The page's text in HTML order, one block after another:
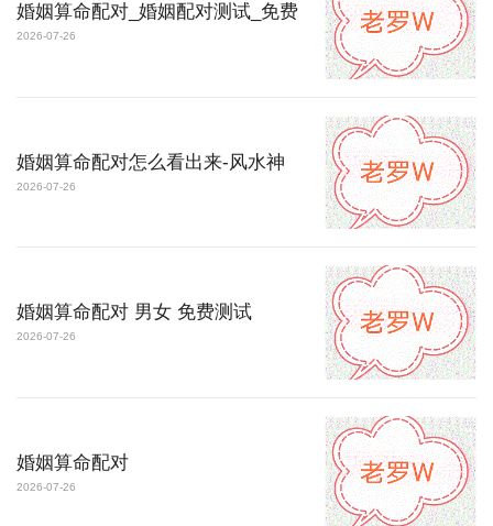
婚姻算命配对_婚姻配对测试_免费
2026-07-26
婚姻算命配对怎么看出来-风水神
2026-07-26
婚姻算命配对 男女 免费测试
2026-07-26
婚姻算命配对
2026-07-26